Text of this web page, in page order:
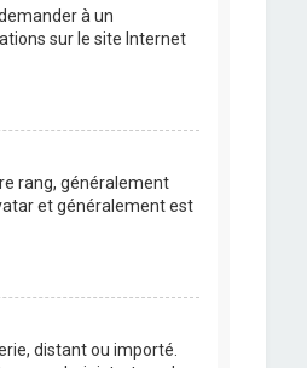
à un
sur le site Internet
rang, généralement
et généralement est
distant ou importé.